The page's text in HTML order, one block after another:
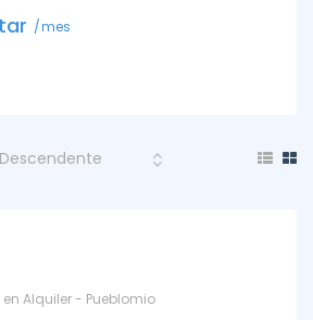
mes
Alquiler - Pueblomio